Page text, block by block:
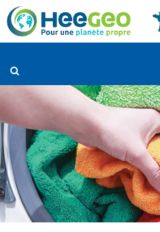
Panneau de gestion des cookies